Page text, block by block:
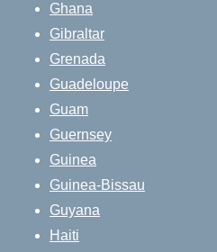
Ghana
Gibraltar
Grenada
Guadeloupe
Guam
Guernsey
Guinea
Guinea-Bissau
Guyana
Haiti